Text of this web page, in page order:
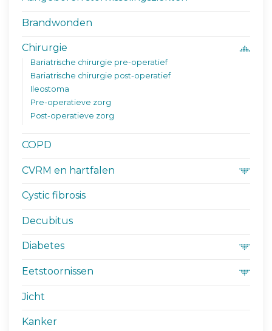
Brandwonden
Chirurgie
Bariatrische chirurgie pre-operatief
Bariatrische chirurgie post-operatief
Ileostoma
Pre-operatieve zorg
Post-operatieve zorg
COPD
CVRM en hartfalen
Cystic fibrosis
Decubitus
Diabetes
Eetstoornissen
Jicht
Kanker